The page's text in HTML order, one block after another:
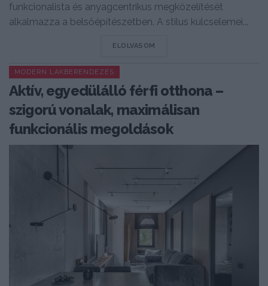
funkcionalista és anyagcentrikus megközelítését
alkalmazza a belsőépítészetben. A stílus kulcselemei...
ELOLVASOM
MODERN LAKBERENDEZÉS
Aktív, egyedülálló férfi otthona –
szigorú vonalak, maximálisan
funkcionális megoldások